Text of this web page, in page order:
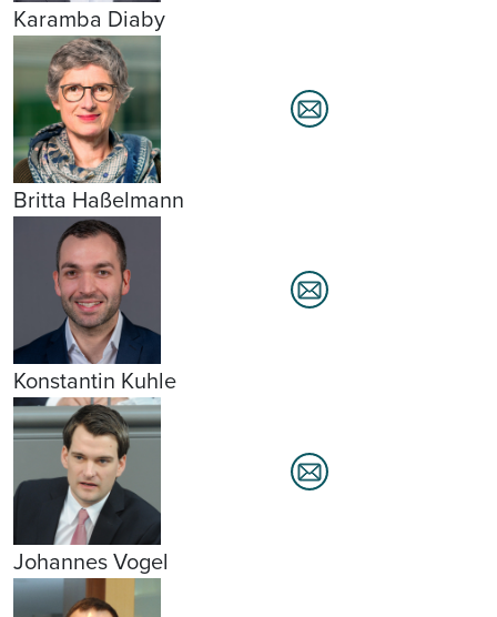
Karamba Diaby
Britta Haßelmann
Konstantin Kuhle
Johannes Vogel